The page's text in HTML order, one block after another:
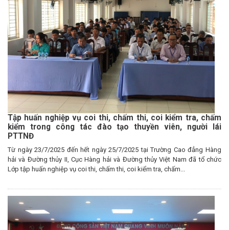
Tập huấn nghiệp vụ coi thi, chấm thi, coi kiểm tra, chấm
kiểm trong công tác đào tạo thuyền viên, người lái
PTTNĐ
Từ ngày 23/7/2025 đến hết ngày 25/7/2025 tại Trường Cao đẳng Hàng
hải và Đường thủy II, Cục Hàng hải và Đường thủy Việt Nam đã tổ chức
Lớp tập huấn nghiệp vụ coi thi, chấm thi, coi kiểm tra, chấm...